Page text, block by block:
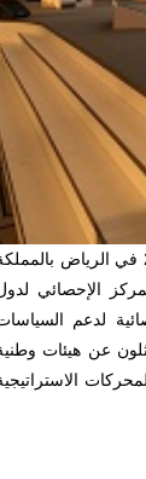
عقد المنتدى الإحصائي الأول لدول مجلس التعاون الخليجي في فترة 20-22 مارس 2017 في الرياض
الإحصائي
لدعم
عن هيئات